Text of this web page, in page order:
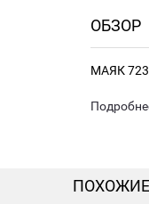
ОБЗОР
МАЯК